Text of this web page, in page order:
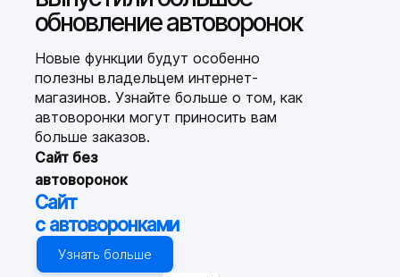
обновление автоворонок
Новые функции будут особенно
полезны владельцем интернет-
магазинов. Узнайте больше о том, как
автоворонки могут приносить вам
больше заказов.
Сайт без
автоворонок
Сайт
с автоворонками
Узнать больше